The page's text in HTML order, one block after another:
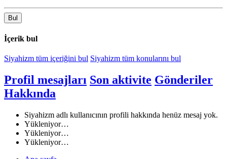
Bul
İçerik bul
Siyahizm tüm içeriğini bul Siyahizm tüm konularını bul
Profil mesajları Son aktivite Gönderiler
Hakkında
Siyahizm adlı kullanıcının profili hakkında henüz mesaj yok.
Yükleniyor…
Yükleniyor…
Yükleniyor…